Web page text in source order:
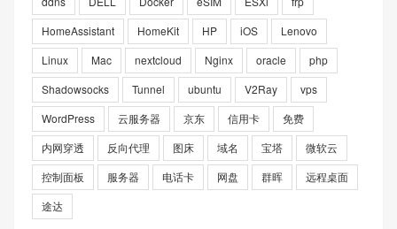
HomeAssistant
HomeKit HP iOS
Lenovo
Linux
Mac nextcloud Nginx oracle
php
Shadowsocks
Tunnel ubuntu V2Ray
vps
WordPress
云服务器 京东 信用卡
免费
内网穿透
反向代理 图床 域名 宝塔
微软云
控制面板
服务器 电话卡 网盘 群晖
远程桌面
途达